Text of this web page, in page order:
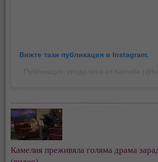
Вижте тази публикация в Instagram.
Камелия преживяла голяма драма